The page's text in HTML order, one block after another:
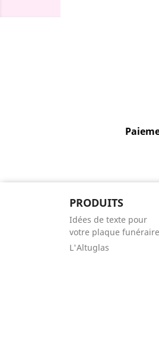
PRODUITS
Idées de texte pour
votre plaque funéraire
L'Altuglas